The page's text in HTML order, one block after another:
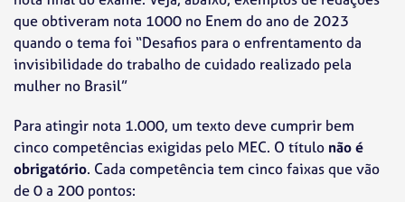
que obtiveram nota 1000 no Enem do ano de 2023
quando o tema foi “Desafios para o enfrentamento da
invisibilidade do trabalho de cuidado realizado pela
mulher no Brasil”
Para atingir nota 1.000, um texto deve cumprir bem
cinco competências exigidas pelo MEC. O título não é
obrigatório. Cada competência tem cinco faixas que vão
de 0 a 200 pontos: